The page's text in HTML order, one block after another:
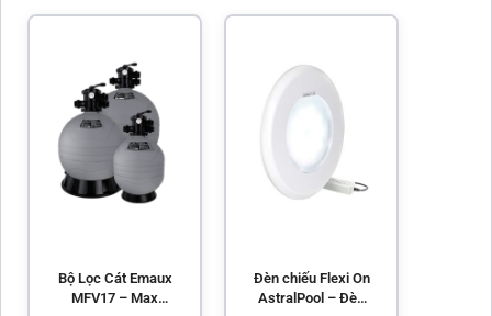
Bộ Lọc Cát Emaux
MFV17 – Max
Đèn chiếu Flexi On
AstralPool – Đèn